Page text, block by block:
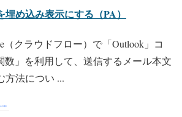
め込み表示にする（PA）
（クラウドフロー）で「Outlook」コ
数」を利用して、送信するメール本文
方法につい ...